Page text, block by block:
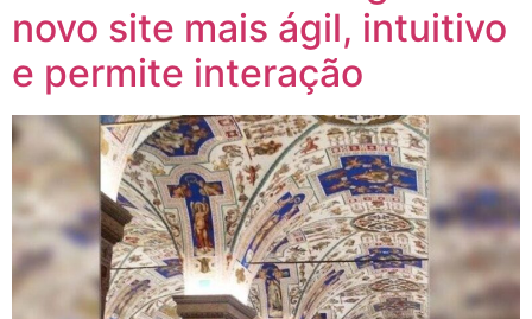
novo site mais ágil, intuitivo
e permite interação